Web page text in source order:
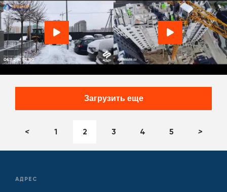
Загрузить еще
< 1 2 3 4 5 >
АДРЕС